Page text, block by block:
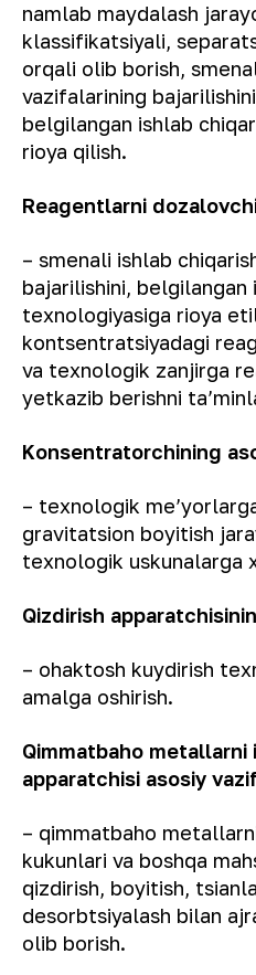
namlab maydalash
klassifikatsiyali,
orqali olib borish,
vazifalarining
belgilangan ishlab
rioya qilish.
Reagentlarni
– smenali ishlab
bajarilishini, belgilangan
texnologiyasiga rioya
kontsentratsiyadagi
va texnologik zanjirga
yetkazib berishni
Konsentratorchining
– texnologik
gravitatsion boyitish
texnologik uskunalarga
Qizdirish apparatchisi
– ohaktosh kuydirish
amalga oshirish.
Qimmatbaho metallarni
apparatchisi asosiy
– qimmatbaho
kukunlari va boshqa
qizdirish, boyitish,
desorbtsiyalash bilan
olib borish.